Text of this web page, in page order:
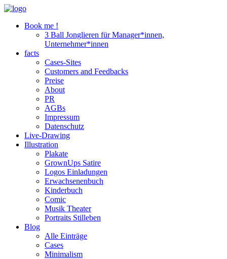
Book me !
3 Ball Jonglieren für Manager*innen,
Unternehmer*innen
facts
Cases-Sites
Customers and Feedbacks
Preise
About
PR
AGBs
Impressum
Datenschutz
Live-Drawing
Illustration
Plakate
GrownUps Satire
Logos Einladungen
Erwachsenenbuch
Kinderbuch
Comic
Musik Theater
Portraits Stilleben
Blog
Alle Einträge
Cases
Minimalism